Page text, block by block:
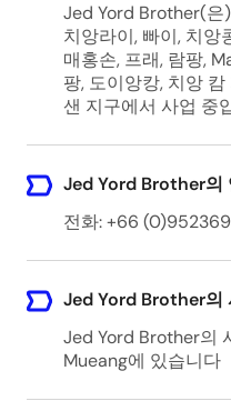
Jed Yord Brother(은
치앙라이, 빠이, 치앙
매홍손, 프래, 람팡,
팡, 도이앙캉, 치앙
샌 지구에서 사업 중
Jed Yord Brother의
전화: +66
Jed Yord Brother의
Jed Yord Brother의
Mueang에 있습니다